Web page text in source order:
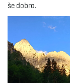
še dobro.